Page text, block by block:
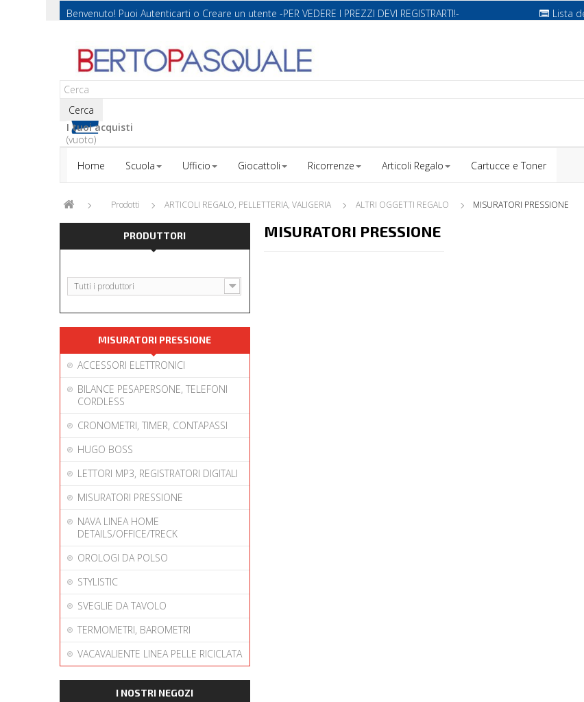
Benvenuto! Puoi Autenticarti o Creare un utente -PER VEDERE I PREZZI DEVI REGISTRARTI!- Lista
Cerca
I tuoi acquisti
(vuoto)
Home
Scuola Ufficio Giocattoli Ricorrenze Articoli Regalo Cartucce e Toner
Prodotti ARTICOLI REGALO, PELLETTERIA, VALIGERIA ALTRI OGGETTI REGALO MISURATORI PRESSIONE
PRODUTTORI
Tutti i produttori
MISURATORI PRESSIONE
ACCESSORI ELETTRONICI
BILANCE PESAPERSONE, TELEFONI
CORDLESS
CRONOMETRI, TIMER, CONTAPASSI
HUGO BOSS
LETTORI MP3, REGISTRATORI DIGITALI
MISURATORI PRESSIONE
NAVA LINEA HOME
DETAILS/OFFICE/TRECK
OROLOGI DA POLSO
STYLISTIC
SVEGLIE DA TAVOLO
TERMOMETRI, BAROMETRI
VACAVALIENTE LINEA PELLE RICICLATA
I NOSTRI NEGOZI
MISURATORI PRESSIONE